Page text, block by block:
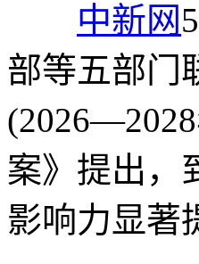
中新网
部等五部门
案》提出，
影响力显著